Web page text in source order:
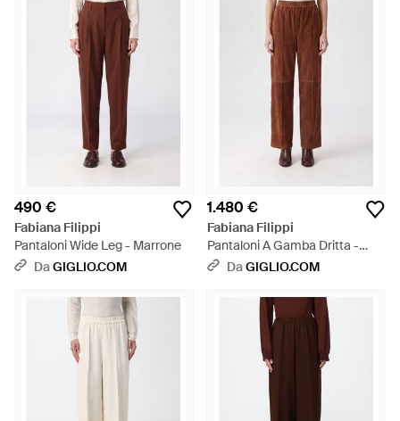
490 €
Fabiana Filippi
Pantaloni Wide Leg - Marrone
DaGIGLIO.COM
1.480 €
Fabiana Filippi
Pantaloni A Gamba Dritta -
Marrone
DaGIGLIO.COM